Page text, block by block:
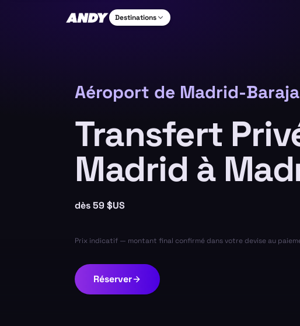
Destinations
Aéroport de Madrid-
Transfert
Madrid à
dès59 $US
Prix indicatif — montant final confirmé dans votre devise au
Réserver